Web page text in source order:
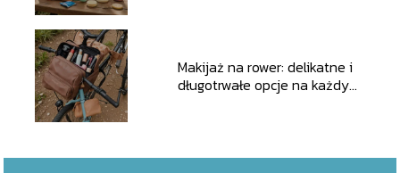
Makijaż na rower: delikatne i
długotrwałe opcje na każdy